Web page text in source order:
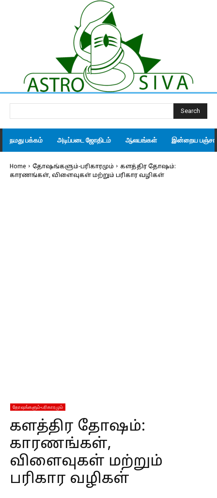
Search
நமது பக்கம் அடிப்படை ஜோதிடம் ஆலயங்கள் இன்றைய
Home தோஷங்களும்-பரிகாரமும்
களத்திர தோஷம்:
காரணங்கள், விளைவுகள் மற்றும் பரிகார வழிகள்
தோஷங்களும்-பரிகாரமும்
களத்திர தோஷம்:
காரணங்கள்,
விளைவுகள் மற்றும்
பரிகார வழிகள்